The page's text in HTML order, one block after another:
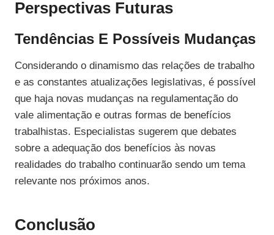
Perspectivas Futuras
Tendências E Possíveis Mudanças
Considerando o dinamismo das relações de trabalho
e as constantes atualizações legislativas, é possível
que haja novas mudanças na regulamentação do
vale alimentação e outras formas de benefícios
trabalhistas. Especialistas sugerem que debates
sobre a adequação dos benefícios às novas
realidades do trabalho continuarão sendo um tema
relevante nos próximos anos.
Conclusão